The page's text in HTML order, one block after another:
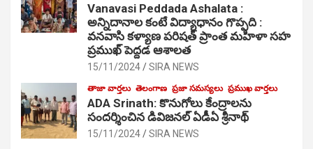
Vanavasi Peddada Ashalata :
అన్నిదానాల కంటే విద్యాధానం గొప్పది :
వనవాసి కళ్యాణ పరిషత్ ప్రాంత మహిళా సహ
ప్రముఖ్ పెద్దడ ఆశాలత
15/11/2024 SIRA NEWS
తాజా వార్తలు తెలంగాణ ప్రజా సమస్యలు ప్రముఖ వార్తలు
ADA Srinath: కొనుగోలు కేంద్రాల‌ను
సంద‌ర్శించిన డివిజనల్ ఏడీఏ శ్రీనాథ్
15/11/2024 SIRA NEWS